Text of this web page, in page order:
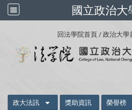
國立政治大
回法學院首頁 / 政治大學
政大法訊 獎助資訊 榮譽榜